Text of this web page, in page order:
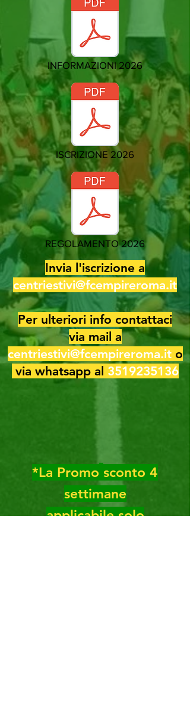
INFORMAZIONI 2026
ISCRIZIONE 2026
REGOLAMENTO 2026
Invia l'iscrizione a
centriestivi@fcempireroma.it
Per ulteriori info contattaci
via mail a
centriestivi@fcempireroma.it o
via whatsapp al 3519235136
*La Promo sconto 4
settimane
applicabile solo